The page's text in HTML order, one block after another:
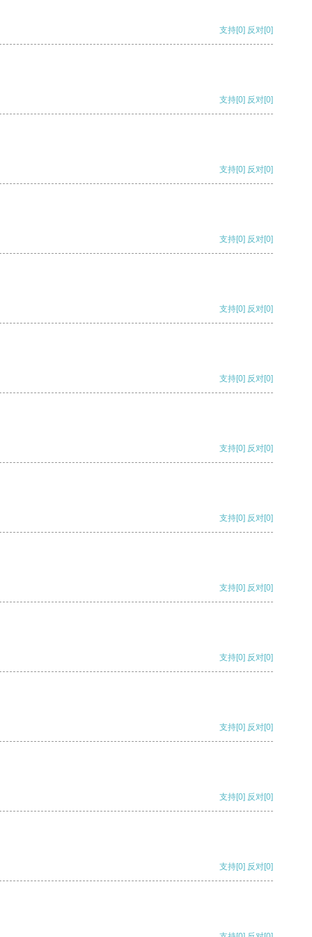
支持[0] 反对[0]
支持[0] 反对[0]
支持[0] 反对[0]
支持[0] 反对[0]
支持[0] 反对[0]
支持[0] 反对[0]
支持[0] 反对[0]
支持[0] 反对[0]
支持[0] 反对[0]
支持[0] 反对[0]
支持[0] 反对[0]
支持[0] 反对[0]
支持[0] 反对[0]